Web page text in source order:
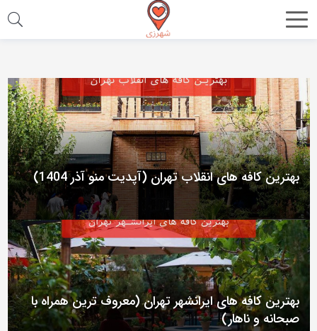
اشتراک
با
استفاده
از
روش‌های
زیر
می‌توانید
این
صفحه
را
با
دوستان
خود
به
بهترین کافه های انقلاب تهران (آپدیت منو آذر 1404)
بهترین کافه های ایرانشهر تهران (معروف ترین همراه با
صبحانه و ناهار)